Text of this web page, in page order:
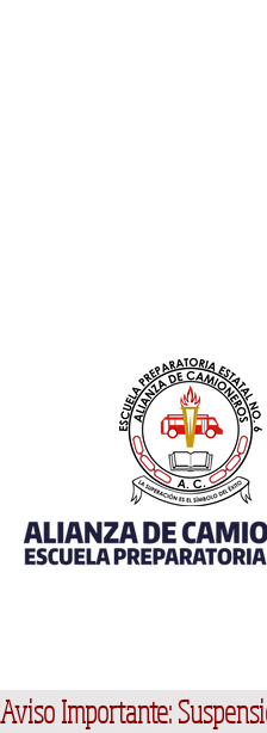
Aviso Importante: